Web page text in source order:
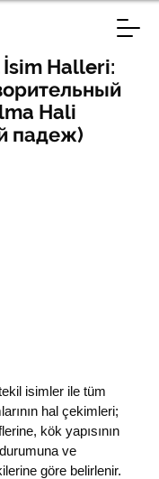
Halleri:
Hali
падеж)
isimler ile tüm
hal çekimleri;
kök yapısının
ve
göre belirlenir.